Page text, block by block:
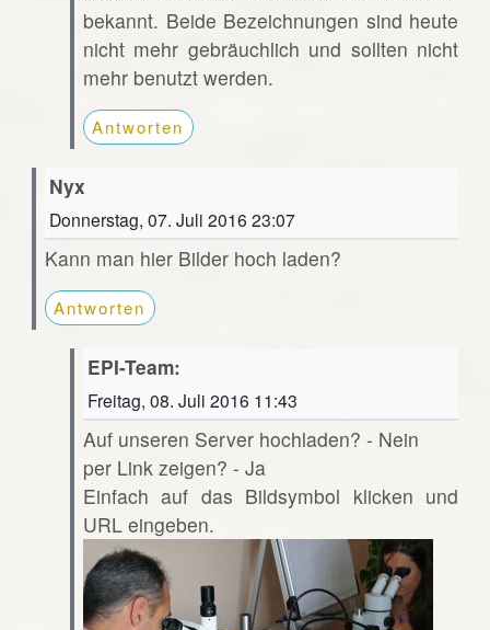
bekannt. Beide Bezeichnungen sind heute
nicht mehr gebräuchlich und sollten nicht
mehr benutzt werden.
Antworten
Nyx
Donnerstag, 07. Juli 2016 23:07
Kann man hier Bilder hoch laden?
Antworten
EPI-Team:
Freitag, 08. Juli 2016 11:43
Auf unseren Server hochladen? - Nein
per Link zeigen? - Ja
Einfach auf das Bildsymbol klicken und
URL eingeben.